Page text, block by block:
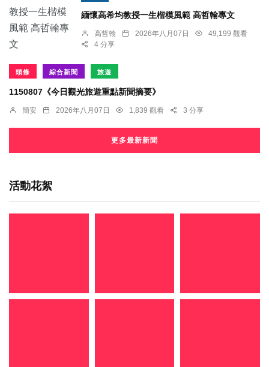
緬懷高希均教授一生楷模風範 高哲翰專文
高哲翰 2026年八月07日
49,199 觀看
4 分享
頭條 綜合新聞 旅遊
1150807《今日觀光旅遊重點新聞摘要》
簡安 2026年八月07日 1,839 觀看 3 分享
更多最新新聞
活動花絮